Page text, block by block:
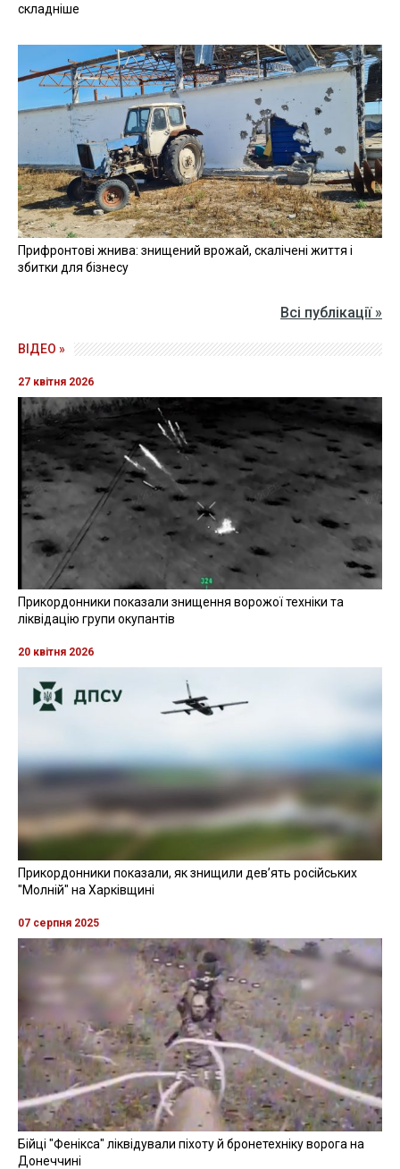
складніше
Прифронтові жнива: знищений врожай, скалічені життя і
збитки для бізнесу
Всі публікації »
ВІДЕО »
27 квітня 2026
Прикордонники показали знищення ворожої техніки та
ліквідацію групи окупантів
20 квітня 2026
Прикордонники показали, як знищили девʼять російських
"Молній" на Харківщині
07 серпня 2025
Бійці "Фенікса" ліквідували піхоту й бронетехніку ворога на
Донеччині